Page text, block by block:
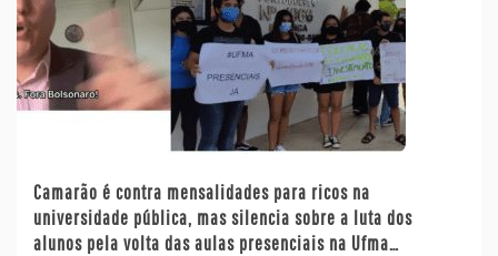
Camarão é contra mensalidades para ricos na
universidade pública, mas silencia sobre a luta dos
alunos pela volta das aulas presenciais na Ufma…